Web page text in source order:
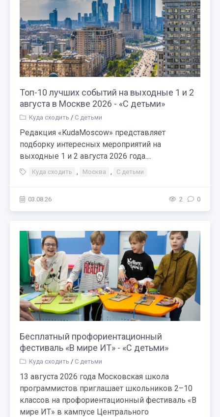
Топ-10 лучших событий на выходные 1 и 2
августа в Москве 2026 - «С детьми»
Куда сходить / С детьми
Редакция «KudaMoscow» представляет
подборку интересных мероприятий на
выходные 1 и 2 августа 2026 года....
Куда сходить , Москва , С детьми
03.08.26 2 0
Бесплатный профориентационный
фестиваль «В мире ИТ» - «С детьми»
Куда сходить / С детьми
13 августа 2026 года Московская школа
программистов приглашает школьников 2–10
классов на профориентационный фестиваль «В
мире ИТ» в кампусе Центрального